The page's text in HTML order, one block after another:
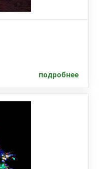
подробнее